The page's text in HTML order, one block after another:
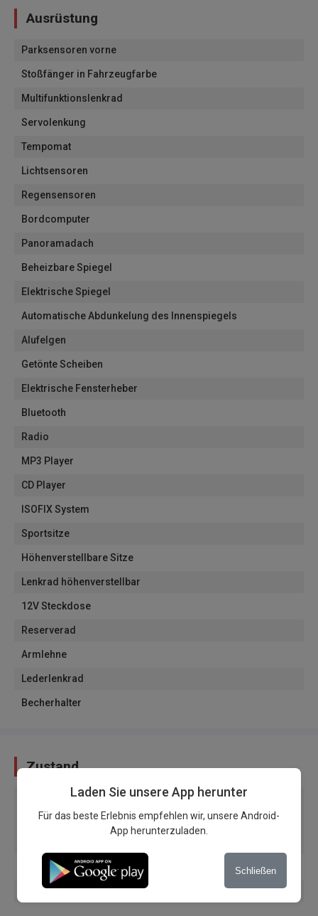
Ausrüstung
Parksensoren vorne
Stoßfänger in Fahrzeugfarbe
Multifunktionslenkrad
Servolenkung
Tempomat
Lichtsensoren
Regensensoren
Bordcomputer
Panoramadach
Beheizbare Spiegel
Elektrische Spiegel
Automatische Abdunkelung des Innenspiegels
Alufelgen
Getönte Scheiben
Elektrische Fensterheber
Bluetooth
Radio
MP3 Player
CD Player
ISOFIX System
Sportsitze
Höhenverstellbare Sitze
Lenkrad höhenverstellbar
12V Steckdose
Reserverad
Armlehne
Lederlenkrad
Becherhalter
Zustand
Fahrzeugzustand: Gebraucht
Herkunft des Fahrzeugs:Inländische Teller
In der Garage
Garantie
Laden Sie unsere App herunter
Für das beste Erlebnis empfehlen wir, unsere Android-
App herunterzuladen.
Schließen